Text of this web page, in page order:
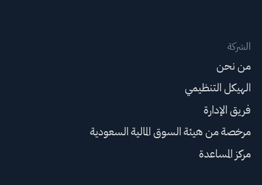
الشركة
من نحن
الهيكل التنظيمي
فريق الإدارة
مرخصة من هيئة السوق المالية السعودية
مركز المساعدة